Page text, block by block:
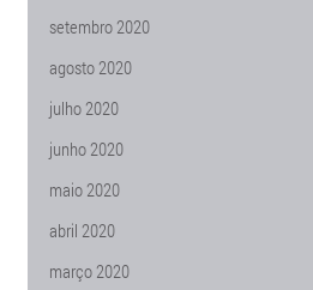
setembro 2020
agosto 2020
julho 2020
junho 2020
maio 2020
abril 2020
março 2020